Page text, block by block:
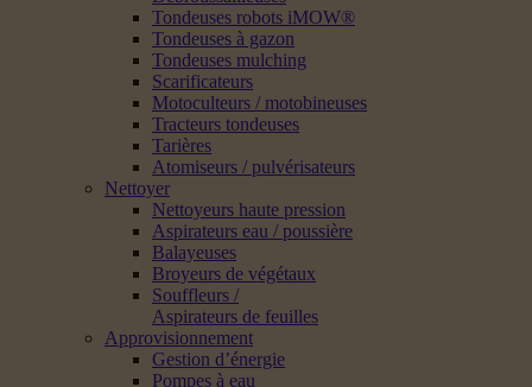
Tondeuses robots iMOW®
Tondeuses à gazon
Tondeuses mulching
Scarificateurs
Motoculteurs / motobineuses
Tracteurs tondeuses
Tarières
Atomiseurs / pulvérisateurs
Nettoyer
Nettoyeurs haute pression
Aspirateurs eau / poussière
Balayeuses
Broyeurs de végétaux
Souffleurs /
Aspirateurs de feuilles
Approvisionnement
Gestion d’énergie
Pompes à eau